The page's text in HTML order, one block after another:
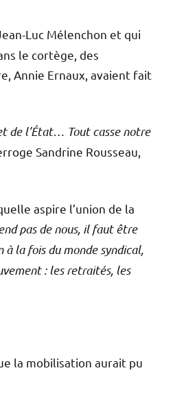
Luc Mélenchon et qui
le cortège, des
Annie Ernaux, avaient fait
de l’État… Tout casse notre
Sandrine Rousseau,
aspire l’union de la
pas de nous, il faut être
la fois du monde syndical,
: les retraités, les
la mobilisation aurait pu